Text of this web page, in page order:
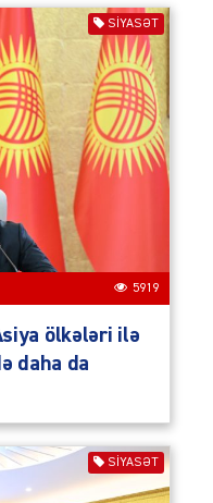
SIYASƏT
5919
ölkələri ilə
daha da
SIYASƏT